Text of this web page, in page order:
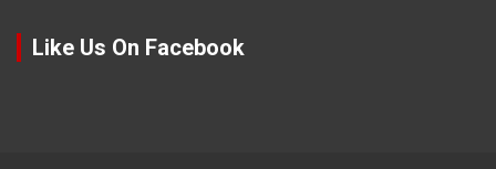
Like Us On Facebook